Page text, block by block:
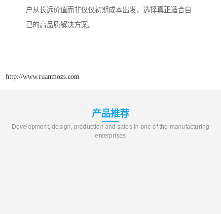
户从长远价值而非仅仅初期成本出发，选择真正适合自
己的高品质解决方案。
http://www.ruanmozs.com
产品推荐
Development, design, production and sales in one of the manufacturing
enterprises